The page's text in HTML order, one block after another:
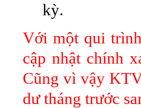
kỳ.
Với một qui
cập nhật chính
Cũng vì vậy
dư tháng trước